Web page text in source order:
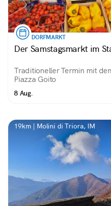
DORFMARKT
Der Samstagsmarkt im
Traditioneller Termin mit
Piazza Goito
8 Aug.
19km | Molini di Triora, IM